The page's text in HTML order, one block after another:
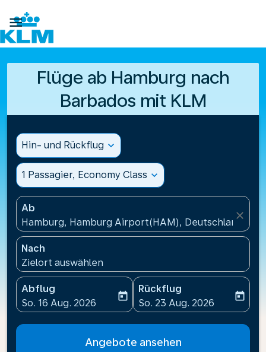

Flüge ab Hamburg nach
Barbados mit KLM
Hin- und Rückflug expand_more
1 Passagier, Economy Class expand_more
Ab
Hamburg, Hamburg Airport(HAM), Deutschland
close
Nach
Zielort auswählen
Abflug
fc-booking-departure-date-aria-label
So. 16 Aug. 2026
today
Rückflug
fc-booking-return-date-
So. 23 Aug. 2026
today
Angebote ansehen